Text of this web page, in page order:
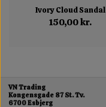
Ivory Cloud Sandal
150,00 kr.
VN Trading
Kongensgade 87 St. Tv.
6700 Esbjerg